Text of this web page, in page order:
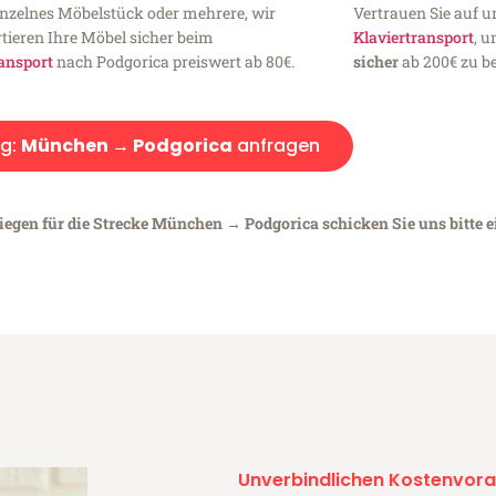
Möbelstück oder mehrere, wir
Ihre Möbel sicher beim
nach Podgorica preiswert ab 80€.
Vertrauen Sie auf
Klaviertransport,
sicherab 200€ zu
München → Podgorica anfragen
für die Strecke München → Podgorica schicken Sie uns bitte
Unverbindlichen